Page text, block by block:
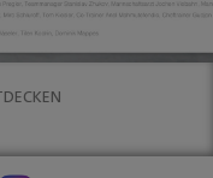
Alte Vogtei